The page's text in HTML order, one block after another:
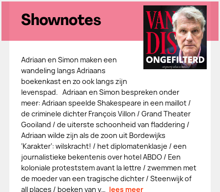
Shownotes
Adriaan en Simon maken een
wandeling langs Adriaans
boekenkast en zo ook langs zijn
levenspad. Adriaan en Simon bespreken onder
meer: Adriaan speelde Shakespeare in een maillot /
de criminele dichter François Villon / Grand Theater
Gooiland / de uiterste schoonheid van fladdering /
Adriaan wilde zijn als de zoon uit Bordewijks
‘Karakter’: wilskracht! / het diplomatenklasje / een
journalistieke bekentenis over hotel ABDO / Een
koloniale proteststem avant la lettre / zwemmen met
de moeder van een tragische dichter / Steenwijk of
all places / boeken van v… lees meer